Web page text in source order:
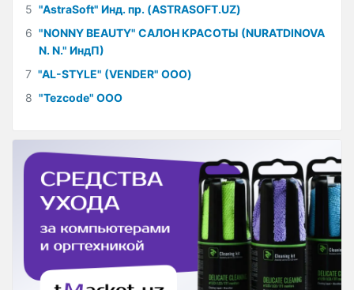
5 "AstraSoft" Инд. пр. (ASTRASOFT.UZ)
6 "NONNY BEAUTY" САЛОН КРАСОТЫ (NURATDINOVA
N. N." ИндП)
7 "AL-STYLE" (VENDER" ООО)
8 "Tezcode" ООО